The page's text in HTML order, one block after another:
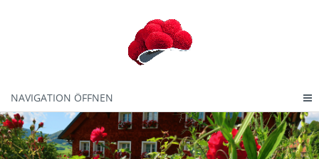
NAVIGATION ÖFFNEN